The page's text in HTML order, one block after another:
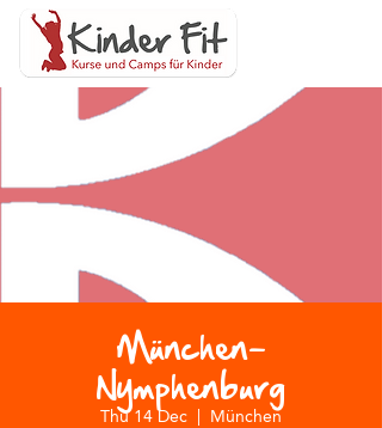
München-
Nymphenburg
Thu 14 Dec München